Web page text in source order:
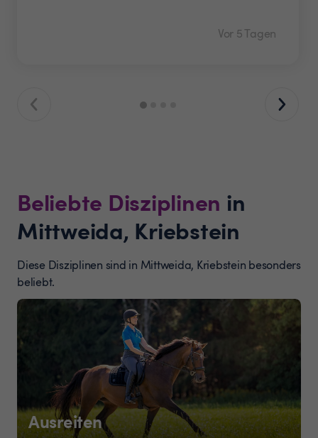
Vor 5 Tagen
Beliebte Disziplinen in
Mittweida, Kriebstein
Diese Disziplinen sind in Mittweida, Kriebstein besonders
beliebt.
Ausreiten